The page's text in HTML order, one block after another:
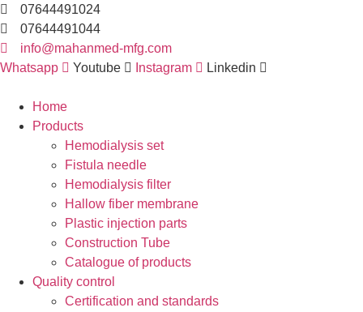
Skip
to
content
07644491024
07644491044
info@mahanmed-mfg.com
Whatsapp
Youtube Instagram Linkedin
Home
Products
Hemodialysis set
Fistula needle
Hemodialysis filter
Hallow fiber membrane
Plastic injection parts
Construction Tube
Catalogue of products
Quality control
Certification and standards